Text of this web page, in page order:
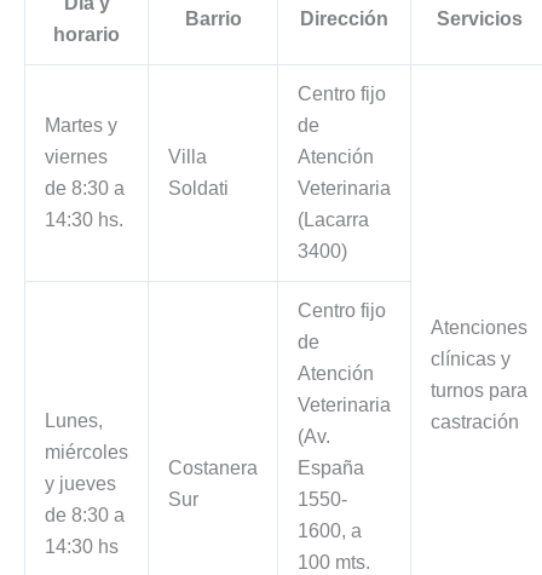
horario
Barrio Dirección Servicios
Martes y
viernes
de 8:30 a
14:30 hs.
Villa
Soldati
Centro fijo
de
Atención
Veterinaria
(Lacarra
3400)
Atenciones
clínicas y
turnos para
castración
Lunes,
miércoles
y jueves
de 8:30 a
14:30 hs
Costanera
Sur
Centro fijo
de
Atención
Veterinaria
(Av.
España
1550-
1600, a
100 mts.